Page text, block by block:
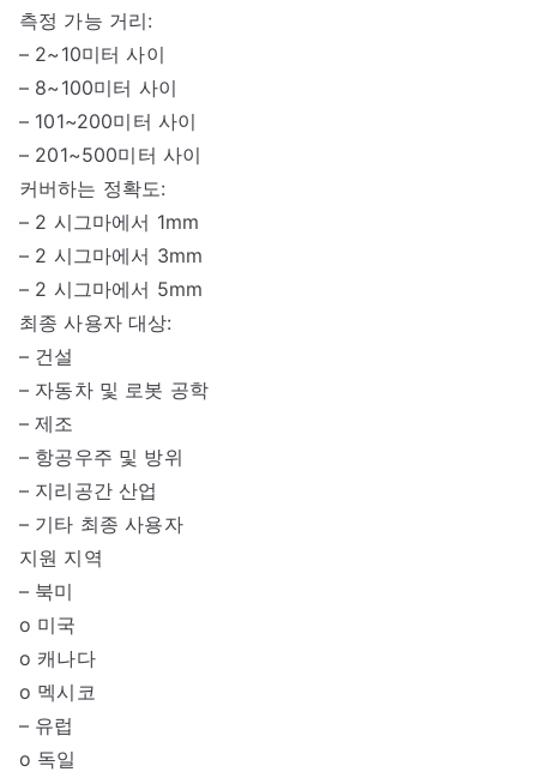
측정 가능 거리:
– 2~10미터 사이
– 8~100미터 사이
– 101~200미터 사이
– 201~500미터 사이
커버하는 정확도:
– 2 시그마에서 1mm
– 2 시그마에서 3mm
– 2 시그마에서 5mm
최종 사용자 대상:
– 건설
– 자동차 및 로봇 공학
– 제조
– 항공우주 및 방위
– 지리공간 산업
– 기타 최종 사용자
지원 지역
– 북미
o 미국
o 캐나다
o 멕시코
– 유럽
o 독일